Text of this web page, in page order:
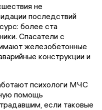
не
последствий
более ста
Спасатели с
железобетонные
конструкции и
психологи МЧС
помощь
если таковые